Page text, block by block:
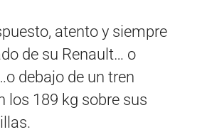
atento y siempre
de su Renault… o
debajo de un tren
los 189 kg sobre sus